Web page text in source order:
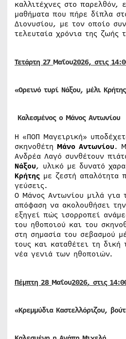
καλλιτέχνες στο παρελθόν,
μαθήματα που πήρε δίπλα
Διονυσίου, με τον οποίο
τελευταία χρόνια της ζωής
Τετάρτη 27 Μαΐου2026, στις
«Ορεινό τυρί Νάξου, μέλι
Καλεσμένος ο Μάνος Αντωνίου
Η «ΠΟΠ Μαγειρική»
σκηνοθέτη Μάνο Αντωνίου.
Ανδρέα Λαγό συνθέτουν
Νάξου, υλικό με δυνατό
Κρήτης με ζεστή απαλότητα
γεύσεις.
Ο Μάνος Αντωνίου μιλά για
απόφαση να ακολουθήσει
εξηγεί πώς ισορροπεί
του ηθοποιού και του
στη σημασία του σεβασμού
τους και καταθέτει τη δική
νέα γενιά των ηθοποιών.
Πέμπτη 28 Μαΐου2026, στις
«Κρεμμύδια Καστελλόριζου,